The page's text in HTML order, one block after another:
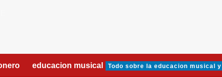
educacion musical Todo sobre la educacion musical